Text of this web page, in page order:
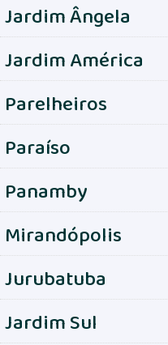
Jardim Ângela
Jardim América
Parelheiros
Paraíso
Panamby
Mirandópolis
Jurubatuba
Jardim Sul